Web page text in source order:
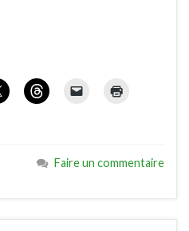
Faire un commentaire